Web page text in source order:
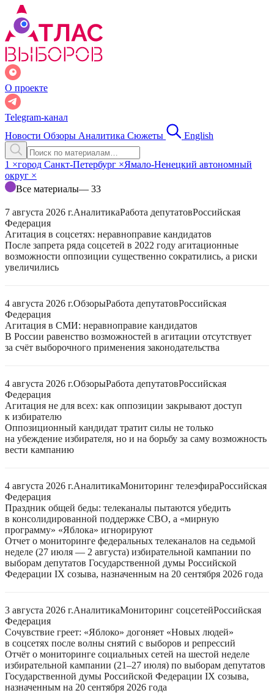
О проекте
Telegram-канал
Новости Обзоры Аналитика Сюжеты English
1 ×город Санкт-Петербург ×Ямало-Ненецкий автономный
округ ×
Все материалы— 33
7 августа 2026 г.АналитикаРабота депутатовРоссийская
Федерация
Агитация в соцсетях: неравноправие кандидатов
После запрета ряда соцсетей в 2022 году агитационные
возможности оппозиции существенно сократились, а риски
увеличились
4 августа 2026 г.ОбзорыРабота депутатовРоссийская
Федерация
Агитация в СМИ: неравноправие кандидатов
В России равенство возможностей в агитации отсутствует
за счёт выборочного применения законодательства
4 августа 2026 г.ОбзорыРабота депутатовРоссийская
Федерация
Агитация не для всех: как оппозиции закрывают доступ
к избирателю
Оппозиционный кандидат тратит силы не только
на убеждение избирателя, но и на борьбу за саму возможность
вести кампанию
4 августа 2026 г.АналитикаМониторинг телеэфираРоссийская
Федерация
Праздник общей беды: телеканалы пытаются убедить
в консолидированной поддержке СВО, а «мирную
программу» «Яблока» игнорируют
Отчет о мониторинге федеральных телеканалов на седьмой
неделе (27 июля — 2 августа) избирательной кампании по
выборам депутатов Государственной думы Российской
Федерации IX созыва, назначенным на 20 сентября 2026 года
3 августа 2026 г.АналитикаМониторинг соцсетейРоссийская
Федерация
Сочувствие греет: «Яблоко» догоняет «Новых людей»
в соцсетях после волны снятий с выборов и репрессий
Отчёт о мониторинге социальных сетей на шестой неделе
избирательной кампании (21–27 июля) по выборам депутатов
Государственной думы Российской Федерации IX созыва,
назначенным на 20 сентября 2026 года